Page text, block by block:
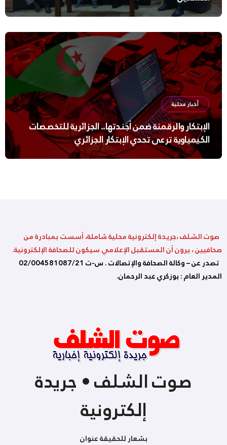
أخبار محلية
الإبتكار والرقمنة ضمن أجندتها.. الجزائرية للتخصصات
الكيمياوية ترعى تحدي الإبتكار الجزائري
صوت الشلف ،جريدة إلكترونية محلية شاملة، أسست بمبادرة من
صحافيين ، يرون أن المستقبل الإعلامي سيكون للصحافة الإلكترونية.
تصدر عن – وكالة الصحافة والإتصالات . س-ت 02/004581087/21
المدير العام : بوزكري عبد الرحمان.
صوت الشلف • جريدة
إلكترونية
بشعار للحقيقة عنوان